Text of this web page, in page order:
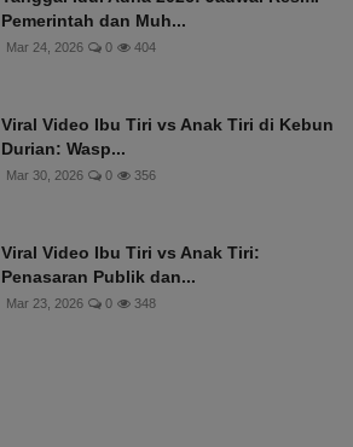
Pemerintah dan Muh...
Mar 24, 2026 0 404
Viral Video Ibu Tiri vs Anak Tiri di Kebun
Durian: Wasp...
Mar 30, 2026 0 356
Viral Video Ibu Tiri vs Anak Tiri:
Penasaran Publik dan...
Mar 23, 2026 0 348